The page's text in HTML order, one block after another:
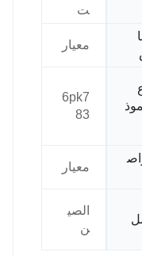
ت
معيار
6pk7
83
معيار
الصي
ن